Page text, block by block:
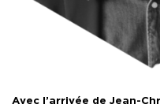
Avec l’arrivée de Jean-